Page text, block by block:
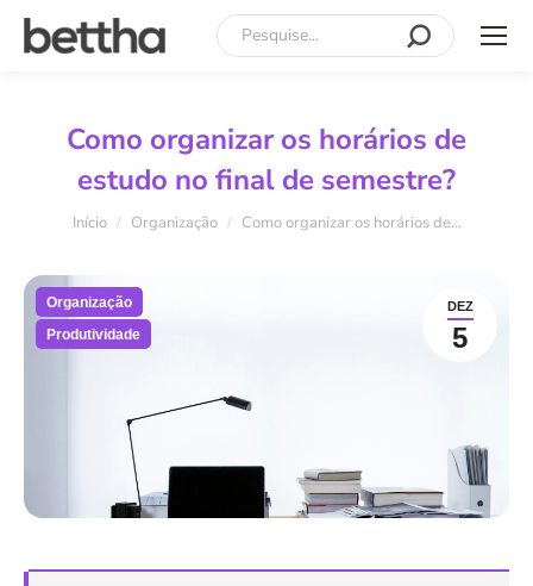
Search:
Como organizar os horários de
estudo no final de semestre?
Você está aqui:
Início Organização Como organizar os horários de…
DEZ
5
Organização
Produtividade